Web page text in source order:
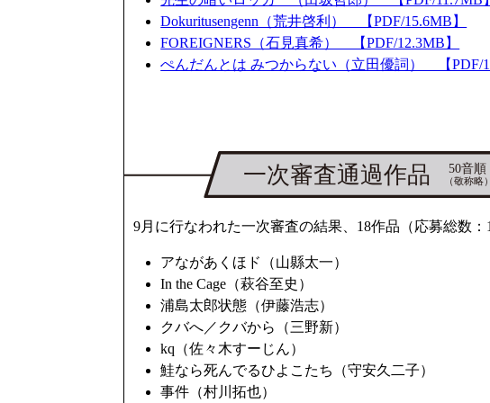
Dokuritusengenn（荒井啓利） 【PDF/15.6MB】
FOREIGNERS（石見真希） 【PDF/12.3MB】
ぺんだんとは みつからない（立田優詞） 【PDF/
9月に行なわれた一次審査の結果、18作品（応募総数
アながあくほド（山縣太一）
In the Cage（萩谷至史）
浦島太郎状態（伊藤浩志）
クバへ／クバから（三野新）
kq（佐々木すーじん）
鮭なら死んでるひよこたち（守安久二子）
事件（村川拓也）